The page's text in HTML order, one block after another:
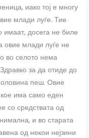
иако тој е многу
млади луѓе. Тие
имаат, досега не биле
овие млади луѓе не
во селото нема
за да отиде до
пеш. Овие
има само еден
со средствата од
и во старата
од некои нејзини